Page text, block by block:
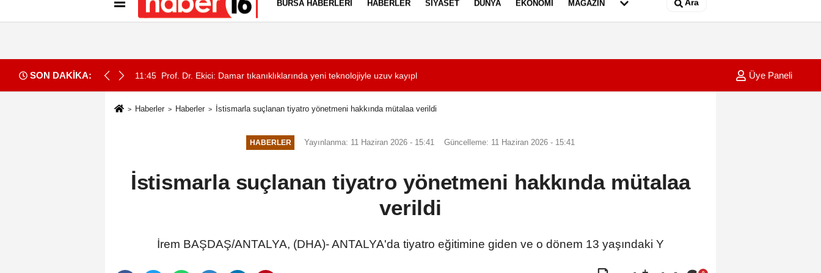
İletişim Gizlilik İlkeleri
BURSA HABERLERI HABERLER SIYASET DÜNYA EKONOMI MAGAZIN Ara
SON DAKİKA:
ediyoruz, hastalar 2 günde taburcu olabiliyor'
11:45 Prof. Dr. Ekici: Damar tıkanıklıklarında yeni teknolojiyle uzuv kayıpları önleniyor 11:40
Üye Paneli
Haberler Haberler İstismarla suçlanan tiyatro yönetmeni hakkında mütalaa verildi
HABERLER Yayınlanma: 11 Haziran 2026 - 15:41 Güncelleme: 11 Haziran 2026 - 15:41
İstismarla suçlanan tiyatro yönetmeni hakkında mütalaa
verildi
İrem BAŞDAŞ/ANTALYA, (DHA)- ANTALYA'da tiyatro eğitimine giden ve o dönem 13 yaşındaki Y